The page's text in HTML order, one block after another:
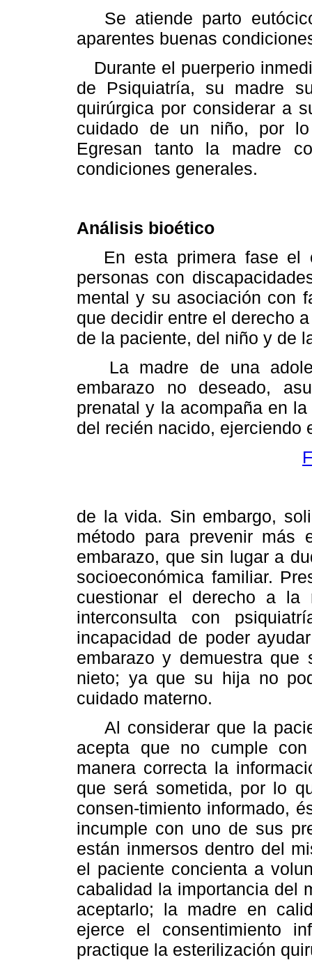
Se atiende parto
aparentes buenas
Durante el puerperio
de Psiquiatría, su madre
quirúrgica por considerar a
cuidado de un niño, por
Egresan tanto la madre
condiciones generales.
Análisis bioético
En esta primera fase el
personas con
mental y su asociación con
que decidir entre el derecho
de la paciente, del niño y de
La madre de una
embarazo no deseado,
prenatal y la acompaña en
del recién nacido, ejerciendo
de la vida. Sin embargo,
método para prevenir más
embarazo, que sin lugar a
socioeconómica familiar.
cuestionar el derecho a la
interconsulta con
incapacidad de poder
embarazo y demuestra
nieto; ya que su hija no
cuidado materno.
Al considerar que la
acepta que no cumple
manera correcta la
que será sometida, por lo
consen-timiento informado,
incumple con uno de sus
están inmersos dentro del
el paciente concienta a
cabalidad la importancia del
aceptarlo; la madre en
ejerce el consentimiento
practique la esterilización